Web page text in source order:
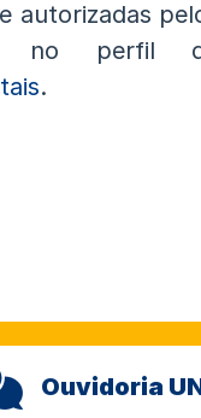
autorizadas
no perfil
.
Ouvidoria